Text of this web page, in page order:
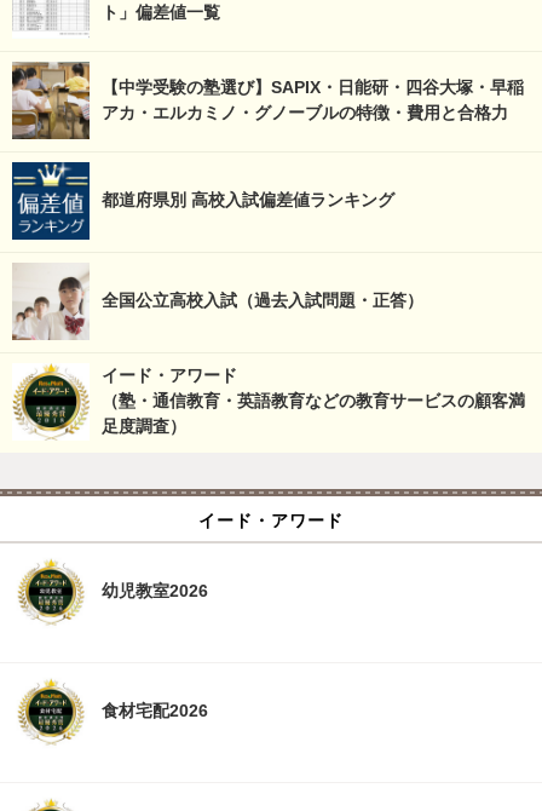
ト」偏差値一覧
【中学受験の塾選び】SAPIX・日能研・四谷大塚・早稲
アカ・エルカミノ・グノーブルの特徴・費用と合格力
都道府県別 高校入試偏差値ランキング
全国公立高校入試（過去入試問題・正答）
イード・アワード
（塾・通信教育・英語教育などの教育サービスの顧客満
足度調査）
イード・アワード
幼児教室2026
食材宅配2026